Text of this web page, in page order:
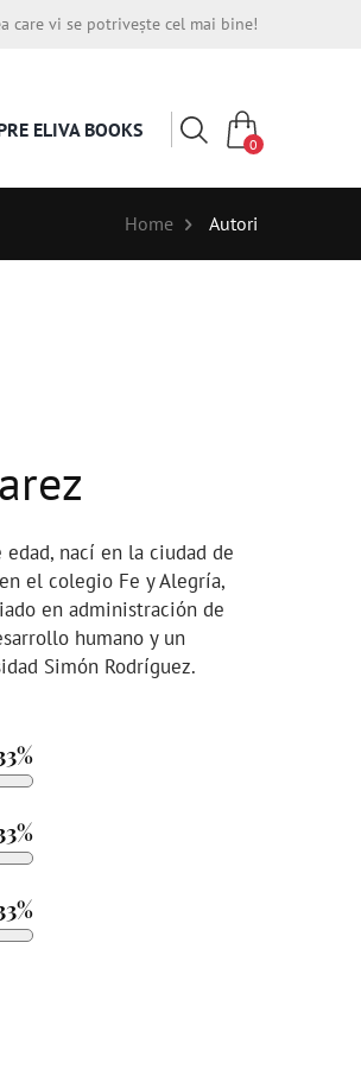
care vi se potrivește cel mai bine!
ELIVA BOOKS
0
Home Autori
edad, nací en la ciudad de
el colegio Fe y Alegría,
en administración de
humano y un
Simón Rodríguez.